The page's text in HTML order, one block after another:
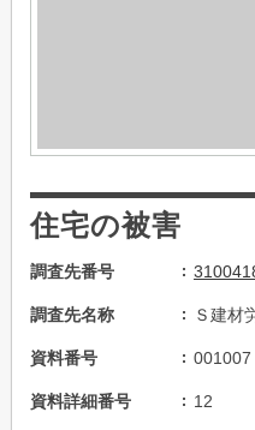
住宅の被害
調査先番号
調査先名称 Ｓ建材
資料番号 001007
資料詳細番号 12